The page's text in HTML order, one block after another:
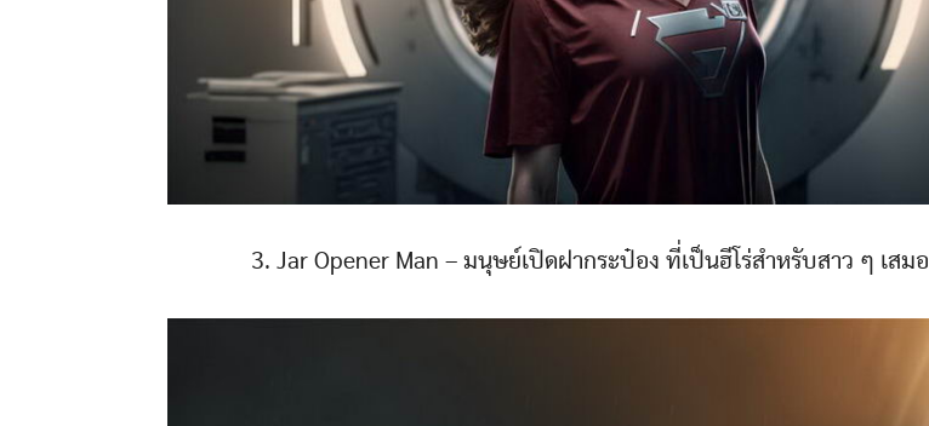
3. Jar Opener Man – มนุษย์เปิดฝากระป๋อง ที่เป็นฮีโร่สำหรับสาว ๆ เสมอ